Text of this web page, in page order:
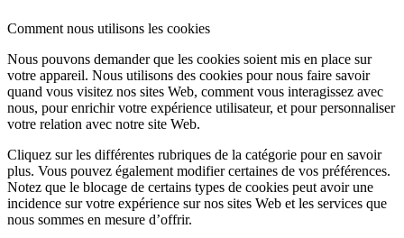
Comment nous utilisons les cookies
Nous pouvons demander que les cookies soient mis en place sur
votre appareil. Nous utilisons des cookies pour nous faire savoir
quand vous visitez nos sites Web, comment vous interagissez avec
nous, pour enrichir votre expérience utilisateur, et pour personnaliser
votre relation avec notre site Web.
Cliquez sur les différentes rubriques de la catégorie pour en savoir
plus. Vous pouvez également modifier certaines de vos préférences.
Notez que le blocage de certains types de cookies peut avoir une
incidence sur votre expérience sur nos sites Web et les services que
nous sommes en mesure d’offrir.